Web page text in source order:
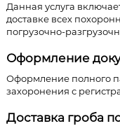
Данная услуга
доставке всех
погрузочно-
Оформление
Оформление полного
захоронения с
Доставка гроба